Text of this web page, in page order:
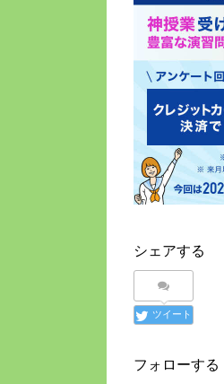
シェアする
ツイート
フォローする